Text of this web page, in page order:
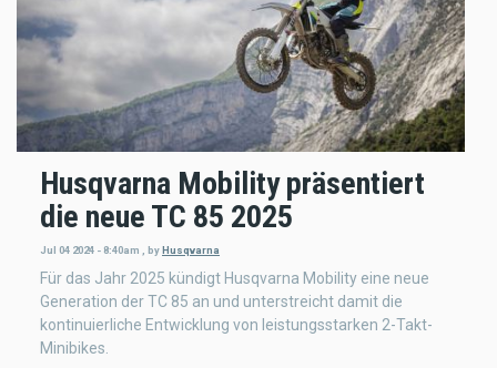
Husqvarna Mobility präsentiert
die neue TC 85 2025
Jul 04 2024 - 8:40am byHusqvarna
Für das Jahr 2025 kündigt Husqvarna Mobility eine neue
Generation der TC 85 an und unterstreicht damit die
kontinuierliche Entwicklung von leistungsstarken 2-Takt-
Minibikes.